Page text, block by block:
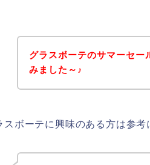
グラスボーテのサマーセー
みました～♪
スボーテに興味のある方は参考